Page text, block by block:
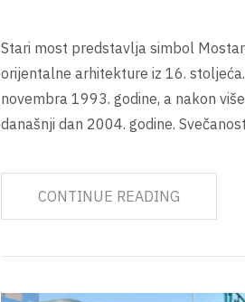
Stari most predstavlja simbol
orijentalne arhitekture iz 16.
novembra 1993. godine, a nakon
današnji dan 2004. godine.
CONTINUE READING